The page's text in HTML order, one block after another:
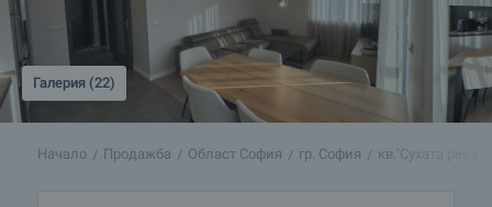
Галерия (22)
Начало Продажба Област София гр. София кв."Сухата река"